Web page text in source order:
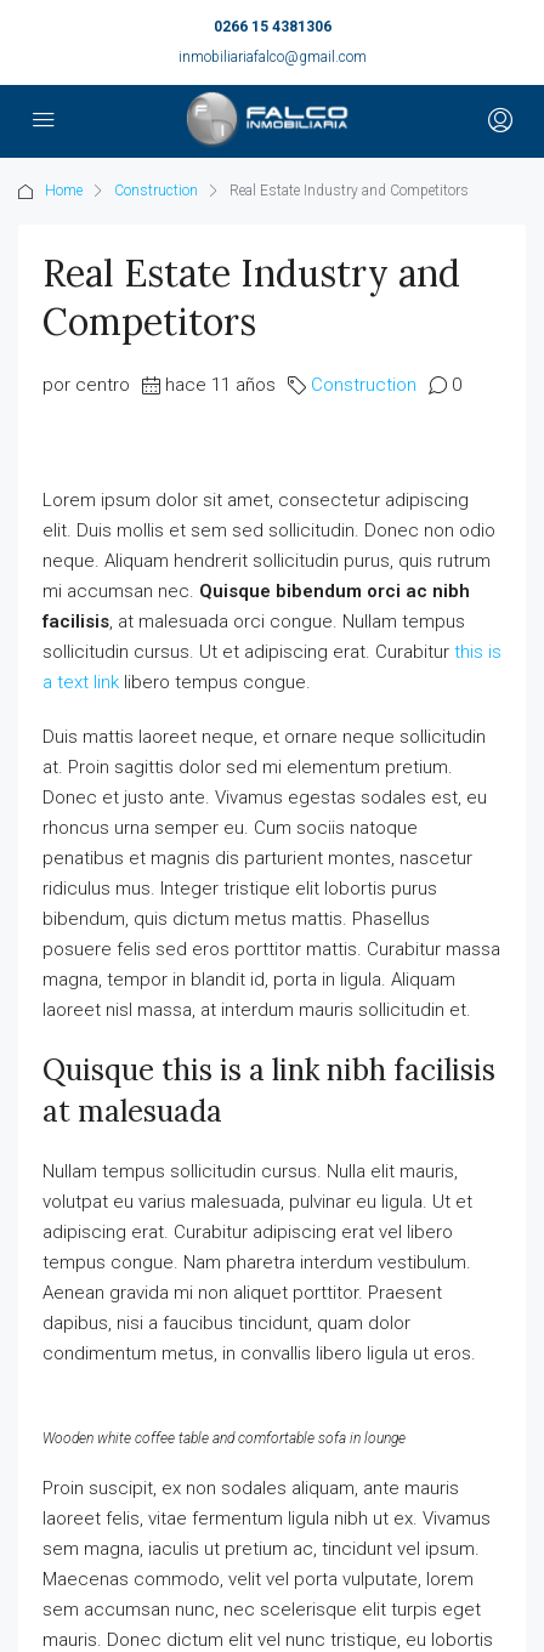
0266 15 4381306
inmobiliariafalco@gmail.com
Home Construction Real Estate Industry and Competitors
Real Estate Industry and
Competitors
por centro hace 11 años Construction 0
Lorem ipsum dolor sit amet, consectetur adipiscing
elit. Duis mollis et sem sed sollicitudin. Donec non odio
neque. Aliquam hendrerit sollicitudin purus, quis rutrum
mi accumsan nec. Quisque bibendum orci ac nibh
facilisis, at malesuada orci congue. Nullam tempus
sollicitudin cursus. Ut et adipiscing erat. Curabitur this is
a text link libero tempus congue.
Duis mattis laoreet neque, et ornare neque sollicitudin
at. Proin sagittis dolor sed mi elementum pretium.
Donec et justo ante. Vivamus egestas sodales est, eu
rhoncus urna semper eu. Cum sociis natoque
penatibus et magnis dis parturient montes, nascetur
ridiculus mus. Integer tristique elit lobortis purus
bibendum, quis dictum metus mattis. Phasellus
posuere felis sed eros porttitor mattis. Curabitur massa
magna, tempor in blandit id, porta in ligula. Aliquam
laoreet nisl massa, at interdum mauris sollicitudin et.
Quisque this is a link nibh facilisis
at malesuada
Nullam tempus sollicitudin cursus. Nulla elit mauris,
volutpat eu varius malesuada, pulvinar eu ligula. Ut et
adipiscing erat. Curabitur adipiscing erat vel libero
tempus congue. Nam pharetra interdum vestibulum.
Aenean gravida mi non aliquet porttitor. Praesent
dapibus, nisi a faucibus tincidunt, quam dolor
condimentum metus, in convallis libero ligula ut eros.
Wooden white coffee table and comfortable sofa in lounge
Proin suscipit, ex non sodales aliquam, ante mauris
laoreet felis, vitae fermentum ligula nibh ut ex. Vivamus
sem magna, iaculis ut pretium ac, tincidunt vel ipsum.
Maecenas commodo, velit vel porta vulputate, lorem
sem accumsan nunc, nec scelerisque elit turpis eget
mauris. Donec dictum elit vel nunc tristique, eu lobortis